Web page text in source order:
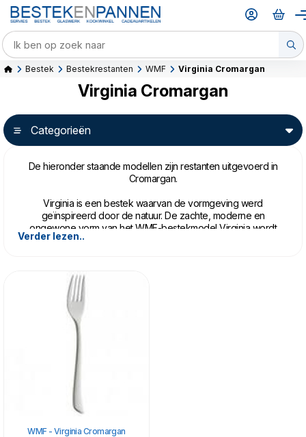
Bestek Bestekrestanten WMF Virginia Cromargan
Virginia Cromargan
Categorieën
De hieronder staande modellen zijn restanten uitgevoerd in
Cromargan.
Virginia is een bestek waarvan de vormgeving werd
geïnspireerd door de natuur. De zachte, moderne en
ongewone vorm van het WMF-bestekmodel Virginia wordt
geaccentueerd door het matte opervlak. Een bestek met
af tegen de gepolijste delen. Vloeiende overgangen maken
het bestek Virginia tot een harmonisch vormenspel.
Verder lezen..
WMF - Virginia Cromargan